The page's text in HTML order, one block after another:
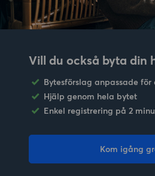
Vill du också byta din
Bytesförslag anpassade för
Hjälp genom hela bytet
Enkel registrering på 2
Kom igång